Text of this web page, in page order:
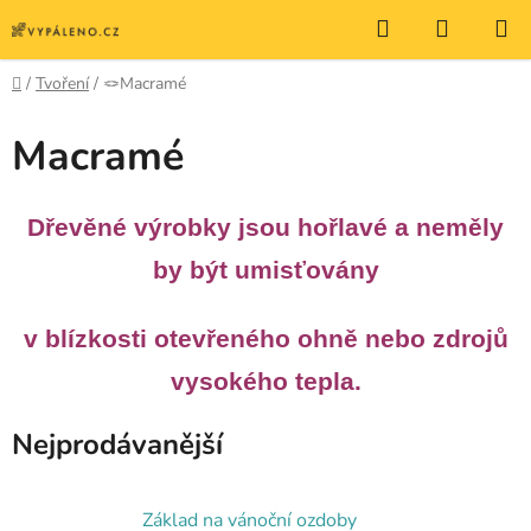
na
obsah
Hledat
KOŠÍK
Domů
/ Tvoření / 🪢Macramé
Macramé
Dřevěné výrobky jsou hořlavé a neměly
by být umisťovány
v blízkosti otevřeného ohně nebo zdrojů
vysokého tepla.
Nejprodávanější
Základ na vánoční ozdoby